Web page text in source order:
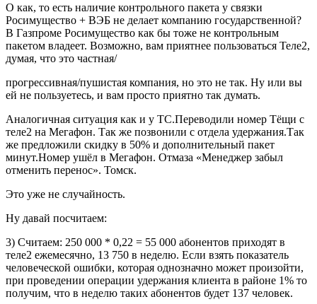
О как, то есть наличие контрольного пакета у связки
Росимущество + ВЭБ не делает компанию государственной?
В Газпроме Росимущество как бы тоже не контрольным
пакетом владеет. Возможно, вам приятнее пользоваться Теле2,
думая, что это частная/
прогрессивная/пушистая компания, но это не так. Ну или вы
ей не пользуетесь, и вам просто приятно так думать.
Аналогичная ситуация как и у ТС.Переводили номер Тёщи с
теле2 на Мегафон. Так же позвонили с отдела удержания.Так
же предложили скидку в 50% и дополнительный пакет
минут.Номер ушёл в Мегафон. Отмаза «Менеджер забыл
отменить перенос». Томск.
Это уже не случайность.
Ну давай посчитаем:
3) Считаем: 250 000 * 0,22 = 55 000 абонентов приходят в
теле2 ежемесячно, 13 750 в неделю. Если взять показатель
человеческой ошибки, которая однозначно может произойти,
при проведении операции удержания клиента в районе 1% то
получим, что в неделю таких абонентов будет 137 человек.